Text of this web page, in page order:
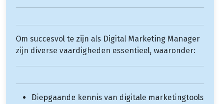
Om succesvol te zijn als Digital Marketing Manager
zijn diverse vaardigheden essentieel, waaronder:
Diepgaande kennis van digitale marketingtools